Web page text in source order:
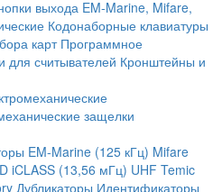
выхода EM-Marine, Mifare,
Кодонаборные клавиатуры
карт Программное
для считывателей Кронштейны и
защелки
EM-Marine (125 кГц) Mifare
iCLASS (13,56 мГц) UHF Temic
Дубликаторы Идентификаторы